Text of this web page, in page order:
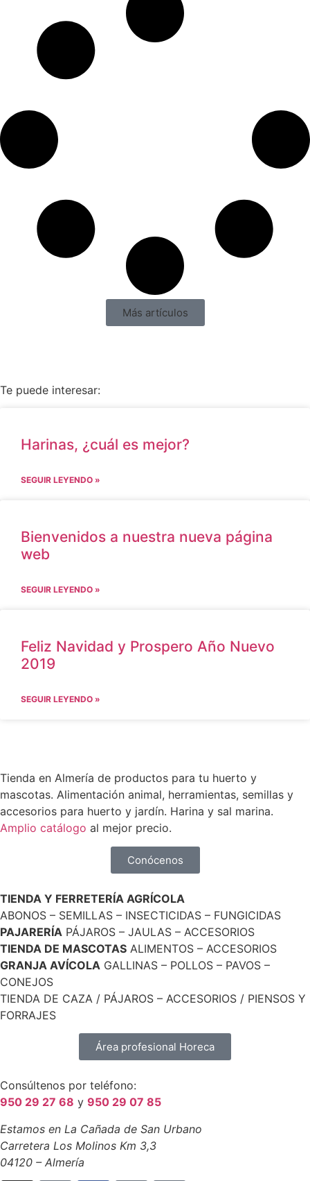
Más artículos
Te puede interesar:
Harinas, ¿cuál es mejor?
SEGUIR LEYENDO »
Bienvenidos a nuestra nueva página
web
SEGUIR LEYENDO »
Feliz Navidad y Prospero Año Nuevo
2019
SEGUIR LEYENDO »
Tienda en Almería de productos para tu huerto y
mascotas. Alimentación animal, herramientas, semillas y
accesorios para huerto y jardín. Harina y sal marina.
Amplio catálogo al mejor precio.
Conócenos
TIENDA Y FERRETERÍA AGRÍCOLA
ABONOS – SEMILLAS – INSECTICIDAS – FUNGICIDAS
PAJARERÍA PÁJAROS – JAULAS – ACCESORIOS
TIENDA DE MASCOTAS ALIMENTOS – ACCESORIOS
GRANJA AVÍCOLA GALLINAS – POLLOS – PAVOS –
CONEJOS
TIENDA DE CAZA / PÁJAROS – ACCESORIOS / PIENSOS Y
FORRAJES
Área profesional Horeca
Consúltenos por teléfono:
950 29 27 68 y 950 29 07 85
Estamos en La Cañada de San Urbano
Carretera Los Molinos Km 3,3
04120 – Almería